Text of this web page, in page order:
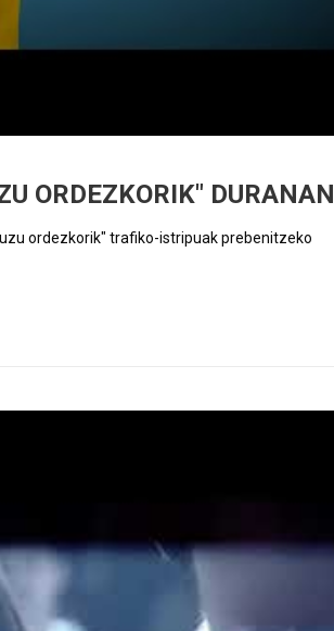
ORDEZKORIK" DURANAN
ordezkorik" trafiko-istripuak prebenitzeko